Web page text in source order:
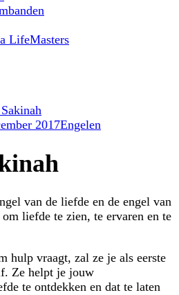
LifeMasters
2017Engelen
van de liefde en de engel van
liefde te zien, te ervaren en te
hulp vraagt, zal ze je als eerste
Ze helpt je jouw
te ontdekken en dat te laten